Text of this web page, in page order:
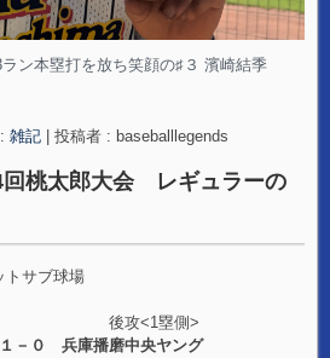
ン本塁打を放ち笑顔の♯３ 濱崎結季
雑記 投稿者 : baseballlegends
回桃太郎大会 レギュラーの
サブ球場
後攻<1塁側>
－０ 兵庫播磨中央ヤング